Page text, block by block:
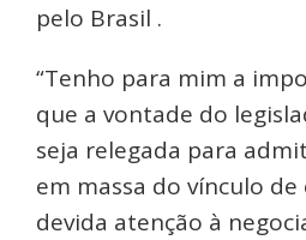
pelo Brasil .
“Tenho para mim a
que a vontade do
seja relegada para
em massa do vínculo
devida atenção à